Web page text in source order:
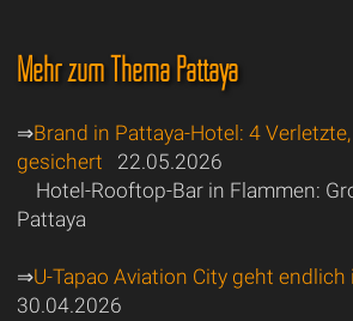
Mehr zum Thema Pattaya
⇒Brand in Pattaya-Hotel: 4
gesichert 22.05.2026
Hotel-Rooftop-Bar in Flammen:
Pattaya
⇒U-Tapao Aviation City geht endlich
30.04.2026